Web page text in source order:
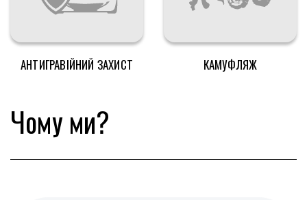
АНТИГРАВІЙНИЙ ЗАХИСТ КАМУФЛЯЖ
Чому ми?